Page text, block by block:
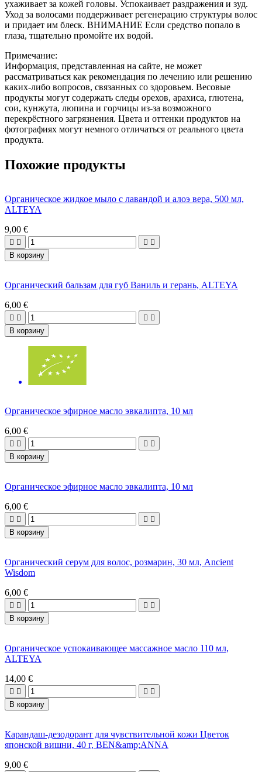
ухаживает за кожей головы. Успокаивает раздражения и зуд.
Уход за волосами поддерживает регенерацию структуры волос
и придает им блеск. ВНИМАНИЕ Если средство попало в
глаза, тщательно промойте их водой.
Примечание:
Информация, представленная на сайте, не может
рассматриваться как рекомендация по лечению или решению
каких-либо вопросов, связанных со здоровьем. Весовые
продукты могут содержать следы орехов, арахиса, глютена,
сои, кунжута, люпина и горчицы из-за возможного
перекрёстного загрязнения. Цвета и оттенки продуктов на
фотографиях могут немного отличаться от реального цвета
продукта.
Похожие продукты
Органическое жидкое мыло с лавандой и алоэ вера, 500 мл,
ALTEYA
9,00 €
   
В корзину
Органический бальзам для губ Ваниль и герань, ALTEYA
6,00 €
   
В корзину
Органическое эфирное масло эвкалипта, 10 мл
6,00 €
   
В корзину
Органическое эфирное масло эвкалипта, 10 мл
6,00 €
   
В корзину
Органический серум для волос, розмарин, 30 мл, Ancient
Wisdom
6,00 €
   
В корзину
Органическое успокаивающее массажное масло 110 мл,
ALTEYA
14,00 €
   
В корзину
Карандаш-дезодорант для чувствительной кожи Цветок
японской вишни, 40 г, BEN&amp;ANNA
9,00 €